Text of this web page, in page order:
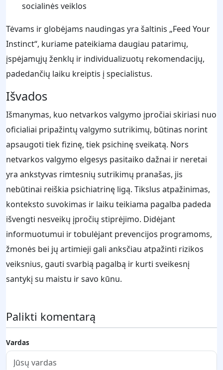
socialinės veiklos
Tėvams ir globėjams naudingas yra šaltinis „Feed Your
Instinct“, kuriame pateikiama daugiau patarimų,
įspėjamųjų ženklų ir individualizuotų rekomendacijų,
padedančių laiku kreiptis į specialistus.
Išvados
Išmanymas, kuo netvarkos valgymo įpročiai skiriasi nuo
oficialiai pripažintų valgymo sutrikimų, būtinas norint
apsaugoti tiek fizinę, tiek psichinę sveikatą. Nors
netvarkos valgymo elgesys pasitaiko dažnai ir neretai
yra ankstyvas rimtesnių sutrikimų pranašas, jis
nebūtinai reiškia psichiatrinę ligą. Tikslus atpažinimas,
konteksto suvokimas ir laiku teikiama pagalba padeda
išvengti nesveikų įpročių stiprėjimo. Didėjant
informuotumui ir tobulėjant prevencijos programoms,
žmonės bei jų artimieji gali anksčiau atpažinti rizikos
veiksnius, gauti svarbią pagalbą ir kurti sveikesnį
santykį su maistu ir savo kūnu.
Palikti komentarą
Vardas